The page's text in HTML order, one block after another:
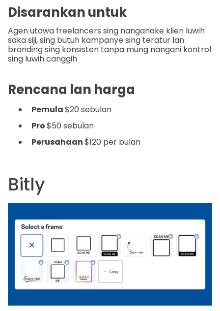
Disarankan untuk
Agen utawa freelancers sing nanganake klien luwih
saka siji, sing butuh kampanye sing teratur lan
branding sing konsisten tanpa mung nangani kontrol
sing luwih canggih
Rencana lan harga
Pemula$20 sebulan
Pro$50 sebulan
Perusahaan$120 per bulan
Bitly